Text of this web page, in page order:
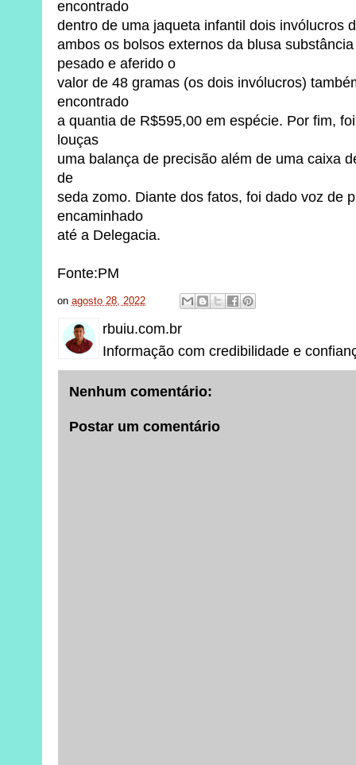
encontrado
dentro de uma jaqueta infantil dois invólucros
ambos os bolsos externos da blusa
pesado e aferido o
valor de 48 gramas (os dois invólucros)
encontrado
a quantia de R$595,00 em espécie. Por fim,
louças
uma balança de precisão além de uma caixa
de
seda zomo. Diante dos fatos, foi dado voz de
encaminhado
até a Delegacia.
Fonte:PM
onagosto 28, 2022
rbuiu.com.br
Informação com credibilidade e
Nenhum comentário:
Postar um comentário